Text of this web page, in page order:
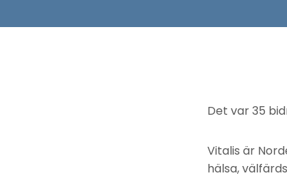
Det var 35
Vitalis är
hälsa,